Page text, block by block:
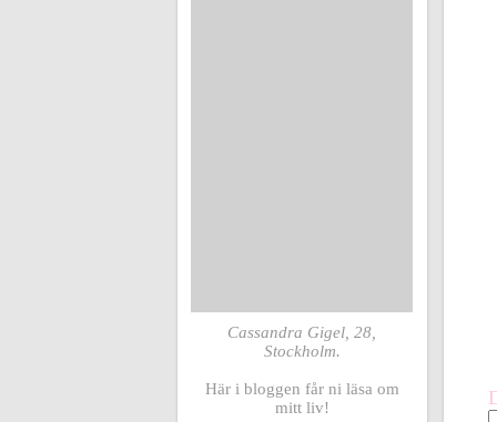
Cassandra Gigel, 28,
Stockholm.
Här i bloggen får ni läsa om
mitt liv!